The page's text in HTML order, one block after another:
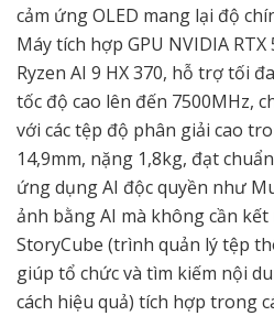
cảm ứng OLED mang lại độ
Máy tích hợp GPU NVIDIA
Ryzen AI 9 HX 370, hỗ trợ tối
tốc độ cao lên đến 7500MHz,
với các tệp độ phân giải cao
14,9mm, nặng 1,8kg, đạt
ứng dụng AI độc quyền như
ảnh bằng AI mà không cần
StoryCube (trình quản lý tệp
giúp tổ chức và tìm kiếm nội
cách hiệu quả) tích hợp trong